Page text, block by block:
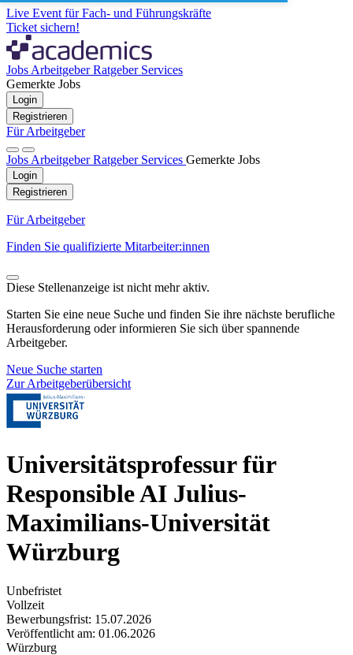
Live Event für Fach- und Führungskräfte
Ticket sichern!
Jobs ArbeitgeberRatgeber Services
Gemerkte Jobs
Login
Registrieren
Für Arbeitgeber
Jobs ArbeitgeberRatgeber Services Gemerkte Jobs
Login
Registrieren
Für Arbeitgeber
Finden Sie qualifizierte Mitarbeiter:innen
Diese Stellenanzeige ist nicht mehr aktiv.
Starten Sie eine neue Suche und finden Sie ihre nächste berufliche
Herausforderung oder informieren Sie sich über spannende
Arbeitgeber.
Neue Suche starten
Zur Arbeitgeberübersicht
Universitätsprofessur für
Responsible AI Julius-
Maximilians-Universität
Würzburg
Unbefristet
Vollzeit
Bewerbungsfrist: 15.07.2026
Veröffentlicht am: 01.06.2026
Würzburg